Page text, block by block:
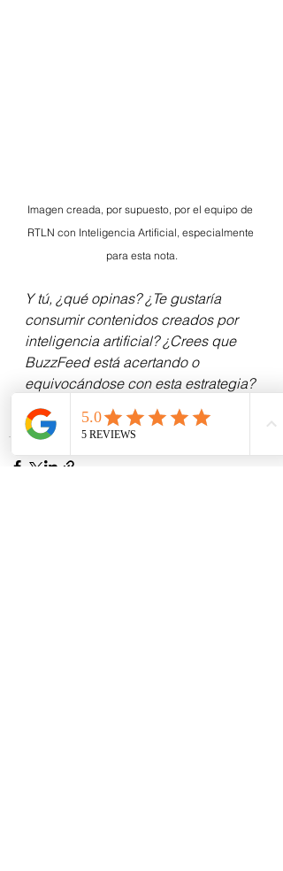
Imagen creada, por supuesto, por el equipo de
RTLN con Inteligencia Artificial, especialmente
para esta nota.
Y tú, ¿qué opinas? ¿Te gustaría
consumir contenidos creados por
inteligencia artificial? ¿Crees que
BuzzFeed está acertando o
equivocándose con esta estrategia?
Deja tus comentarios y comparte
este post si te pareció interesante.